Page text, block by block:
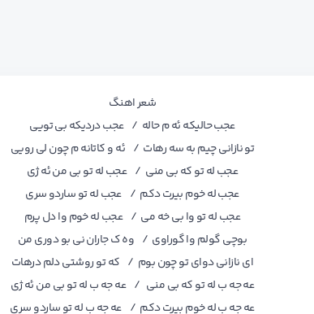
شعر اهنگ
عجب حالیکه ئه م حاله / عجب دردیکه بی تویی
تو نازانی چیم به سه رهات / ئه و کاتانه م چون لی رویی
عجب له تو که بی منی / عجب له تو بی من ئه ژی
عجب له خوم بیرت دکم / عجب له تو ساردو سری
عجب له تو وا بی خه می / عجب له خوم وا دل پرم
بوچی گولم وا گوراوی / وه ک جاران نی بو دوری من
ای نازانی دوای تو چون بوم / که تو روشتی دلم درهات
عه جه ب له تو که بی منی / عه جه ب له تو بی من ئه ژی
عه جه ب له خوم بیرت دکم / عه جه ب له تو ساردو سری